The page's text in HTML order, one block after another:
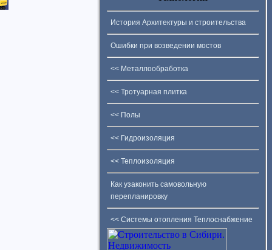
История Архитектуры и строительства
Ошибки при возведении мостов
<< Металлообработка
<< Тротуарная плитка
<< Полы
<< Гидроизоляция
<< Теплоизоляция
Как узаконить самовольную
перепланировку
<< Системы отопления Теплоснабжение